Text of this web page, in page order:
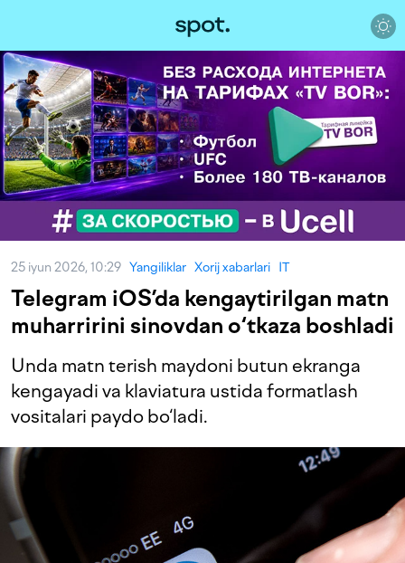
25 iyun 2026, 10:29 Yangiliklar Xorij xabarlari IT
Telegram iOS’da kengaytirilgan matn
muharririni sinovdan o‘tkaza boshladi
Unda matn terish maydoni butun ekranga
kengayadi va klaviatura ustida formatlash
vositalari paydo bo‘ladi.